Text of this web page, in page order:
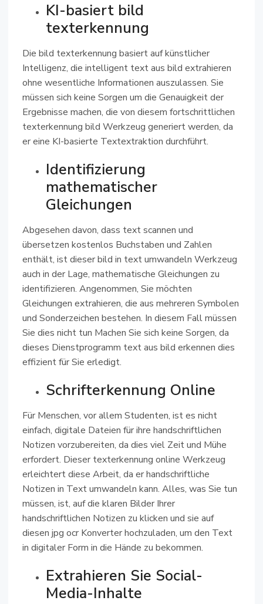
KI-basiert bild
texterkennung
Die bild texterkennung basiert auf künstlicher
Intelligenz, die intelligent text aus bild extrahieren
ohne wesentliche Informationen auszulassen. Sie
müssen sich keine Sorgen um die Genauigkeit der
Ergebnisse machen, die von diesem fortschrittlichen
texterkennung bild Werkzeug generiert werden, da
er eine KI-basierte Textextraktion durchführt.
Identifizierung
mathematischer
Gleichungen
Abgesehen davon, dass text scannen und
übersetzen kostenlos Buchstaben und Zahlen
enthält, ist dieser bild in text umwandeln Werkzeug
auch in der Lage, mathematische Gleichungen zu
identifizieren. Angenommen, Sie möchten
Gleichungen extrahieren, die aus mehreren Symbolen
und Sonderzeichen bestehen. In diesem Fall müssen
Sie dies nicht tun Machen Sie sich keine Sorgen, da
dieses Dienstprogramm text aus bild erkennen dies
effizient für Sie erledigt.
Schrifterkennung Online
Für Menschen, vor allem Studenten, ist es nicht
einfach, digitale Dateien für ihre handschriftlichen
Notizen vorzubereiten, da dies viel Zeit und Mühe
erfordert. Dieser texterkennung online Werkzeug
erleichtert diese Arbeit, da er handschriftliche
Notizen in Text umwandeln kann. Alles, was Sie tun
müssen, ist, auf die klaren Bilder Ihrer
handschriftlichen Notizen zu klicken und sie auf
diesen jpg ocr Konverter hochzuladen, um den Text
in digitaler Form in die Hände zu bekommen.
Extrahieren Sie Social-
Media-Inhalte